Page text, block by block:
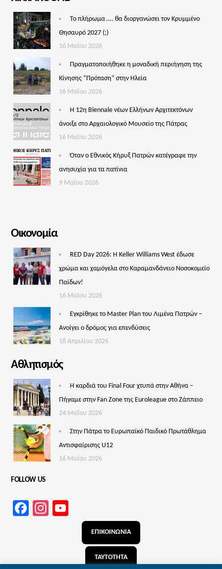
Το πλήρωμα …. θα διοργανώσει τον Κρυμμένο
Θησαυρό 2027 (;)
16 Μαΐου 2026
Πραγματοποιήθηκε η μοναδική περιήγηση της
Κίνησης “Πρόταση” στην Ηλεία
16 Μαΐου 2026
Η 12η Biennale νέων Ελλήνων Αρχιτεκτόνων
άνοιξε στο Αρχαιολογικό Μουσείο της Πάτρας
16 Μαΐου 2026
Όταν ο Εθνικός Κήρυξ Πατρών κατέγραφε την
ανησυχία για τα πατίνια
9 Μαΐου 2026
Οικονομία
RED Day 2026: Η Keller Williams West έδωσε
χρώμα και χαμόγελα στο Καραμανδάνειο Νοσοκομείο
Παίδων!
16 Μαΐου 2026
Εγκρίθηκε το Master Plan του Λιμένα Πατρών –
Aνοίγει ο δρόμος για επενδύσεις
18 Απριλίου 2026
Αθλητισμός
Η καρδιά του Final Four χτυπά στην Αθήνα –
Πήγαμε στην Fan Zone της Euroleague στο Ζάππειο
24 Μαΐου 2026
Στην Πάτρα το Ευρωπαϊκό Παιδικό Πρωτάθλημα
Αντισφαίρισης U12
16 Μαΐου 2026
FOLLOW US
Facebook
Instagram
Channel
ΕΠΙΚΟΙΝΩΝΙΑ
ΤΑΥΤΟΤΗΤΑ